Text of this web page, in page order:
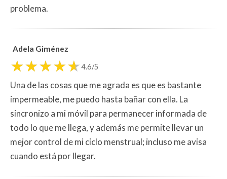
problema.
Adela Giménez
4.6/5
Una de las cosas que me agrada es que es bastante
impermeable, me puedo hasta bañar con ella. La
sincronizo a mi móvil para permanecer informada de
todo lo que me llega, y además me permite llevar un
mejor control de mi ciclo menstrual; incluso me avisa
cuando está por llegar.